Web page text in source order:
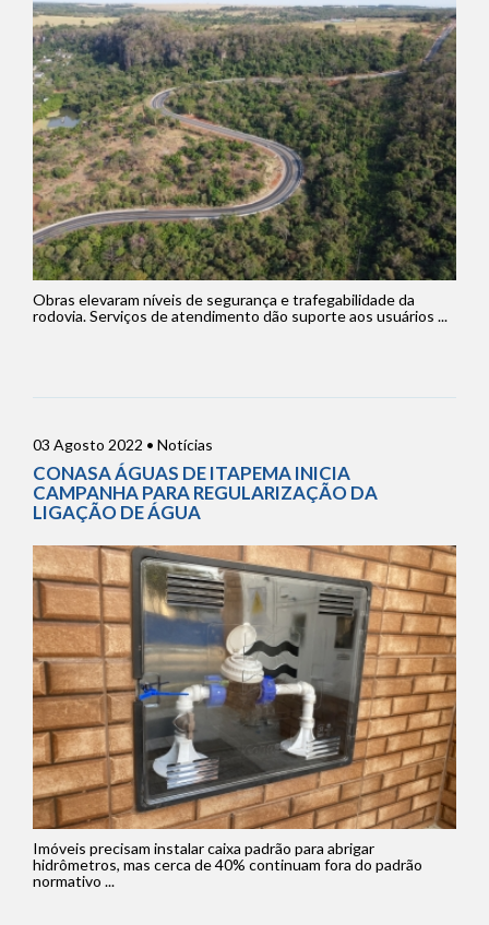
Obras elevaram níveis de segurança e trafegabilidade da
rodovia. Serviços de atendimento dão suporte aos usuários ...
03 Agosto 2022 • Notícias
CONASA ÁGUAS DE ITAPEMA INICIA
CAMPANHA PARA REGULARIZAÇÃO DA
LIGAÇÃO DE ÁGUA
Imóveis precisam instalar caixa padrão para abrigar
hidrômetros, mas cerca de 40% continuam fora do padrão
normativo ...